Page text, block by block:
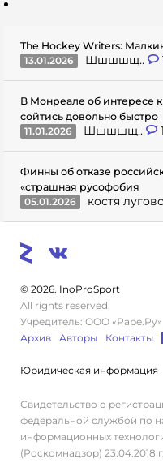
The Hockey Writers:
13.01.2026
Шшшшщ..
В Монреале об интересе
сойтись довольно быстро
11.01.2026
Шшшшщ.. 1
Финны об отказе
«страшная русофобия
05.01.2026
костя
© 2026. InoProSport
All rights reserved.
Учредитель: ООО «Раре.Ру»
Архив
Авторы Контакты
Юридическая информация
Свидетельство о
федеральной службой по
информационных
(Роскомнадзор) 23.04.2018 г.